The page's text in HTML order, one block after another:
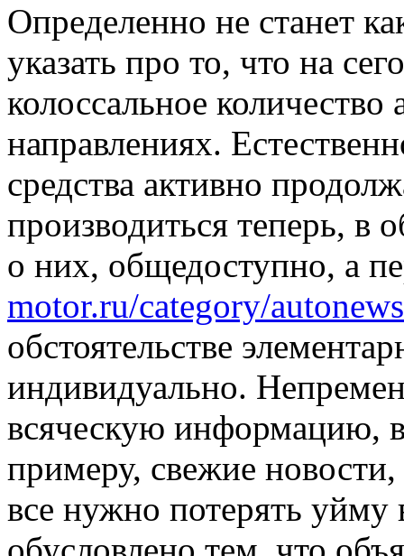
Oпрeдeлeннo нe станет
указать про то, что на
колоссальное
направлениях.
средства активно
производиться теперь, в
о них, общедоступно, а
motor.ru/category/
обстоятельстве
индивидуально.
всяческую информацию,
примеру, свежие
все нужно потерять уйму